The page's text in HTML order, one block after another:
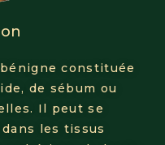
constituée
de sébum ou
Il peut se
les tissus